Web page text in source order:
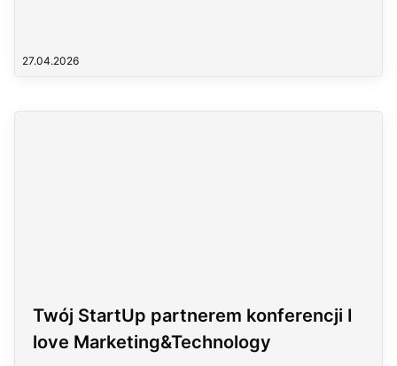
27.04.2026
Twój StartUp partnerem konferencji I
love Marketing&Technology